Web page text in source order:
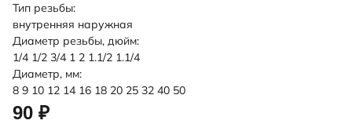
Тип резьбы:
внутренняя наружная
Диаметр резьбы, дюйм:
1/4 1/2 3/4 1 2 1.1/2 1.1/4
Диаметр, мм:
8 9 10 12 14 16 18 20 25 32 40 50
90 ₽